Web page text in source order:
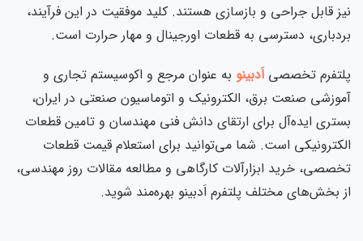
نیز قابل جراحی و بازسازی هستند. کلید موفقیت در این فرآیند،
بردباری، دسترسی به قطعات اورجینال و مهار حرارت است.
پلتفرم تخصصی اَدبینو به عنوان مرجع و اکوسیستم تجاری و
آموزشی صنعت برق، الکترونیک و اتوماسیون صنعتی در ایران،
بستری ایده‌آل برای ارتقای دانش فنی مهندسان و تامین قطعات
الکترونیکی است. شما می‌توانید برای استعلام قیمت قطعات
تخصصی، خرید ابزارآلات کارگاهی و مطالعه مقالات روز مهندسی،
از بخش‌های مختلف پلتفرم اَدبینو بهره‌مند شوید.